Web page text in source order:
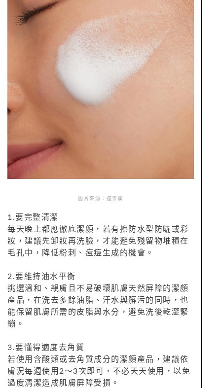
圖片來源：適樂膚
1.要完整清潔
每天晚上都應徹底潔顏，若有擦防水型防曬或彩
妝，建議先卸妝再洗臉，才能避免殘留物堆積在
毛孔中，降低粉刺、痘痘生成的機會。
2.要維持油水平衡
挑選溫和、親膚且不易破壞肌膚天然屏障的潔顏
產品，在洗去多餘油脂、汗水與髒污的同時，也
能保留肌膚所需的皮脂與水分，避免洗後乾澀緊
繃。
3.要懂得適度去角質
若使用含酸類或去角質成分的潔顏產品，建議依
膚況每週使用2～3次即可，不必天天使用，以免
過度清潔造成肌膚屏障受損。